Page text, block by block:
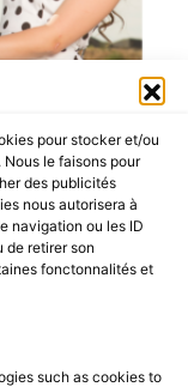
pour stocker et/ou
le faisons pour
des publicités
nous autorisera à
navigation ou les ID
de retirer son
fonctonnalités et
such as cookies to
FASHION